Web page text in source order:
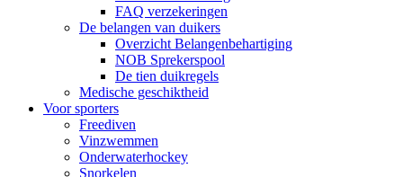
FAQ verzekeringen
De belangen van duikers
Overzicht Belangenbehartiging
NOB Sprekerspool
De tien duikregels
Medische geschiktheid
Voor sporters
Freediven
Vinzwemmen
Onderwaterhockey
Snorkelen